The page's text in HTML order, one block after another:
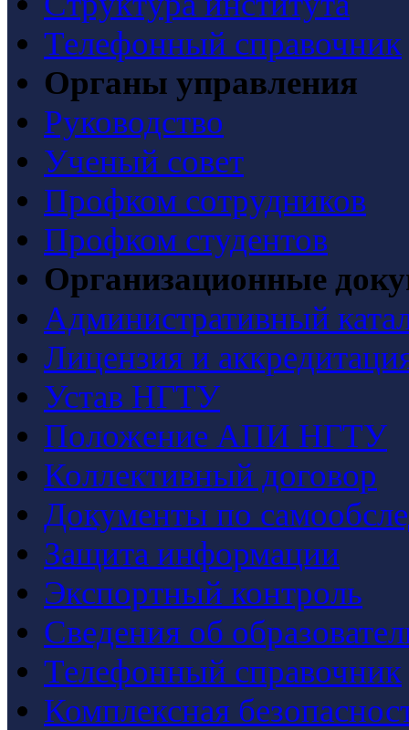
Телефонный справочник
Органы управления
Руководство
Ученый совет
Профком сотрудников
Профком студентов
Организационные
Административный
Лицензия и
Устав НГТУ
Положение АПИ НГТУ
Коллективный договор
Документы по
Защита информации
Экспортный контроль
Сведения об
Телефонный справочник
Комплексная